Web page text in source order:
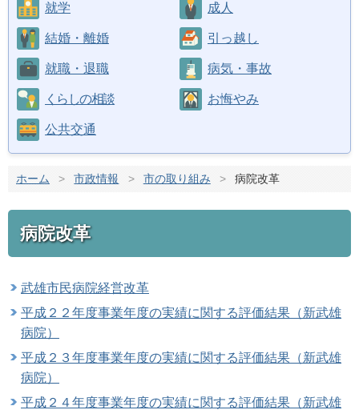
就学 成人
結婚・離婚 引っ越し
就職・退職 病気・事故
くらしの相談 お悔やみ
公共交通
ホーム > 市政情報 > 市の取り組み > 病院改革
病院改革
武雄市民病院経営改革
平成２２年度事業年度の実績に関する評価結果（新武雄
病院）
平成２３年度事業年度の実績に関する評価結果（新武雄
病院）
平成２４年度事業年度の実績に関する評価結果（新武雄